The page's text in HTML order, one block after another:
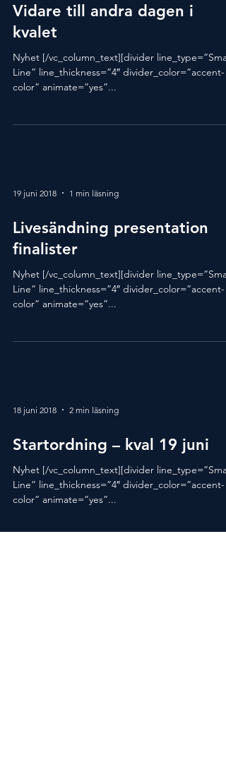
Vidare till andra dagen i
kvalet
Nyhet [/vc_column_text][divider line_type=”Small
Line” line_thickness=”4″ divider_color=”accent-
color” animate=”yes”...
19 juni 2018 1 min läsning
Livesändning presentation
finalister
Nyhet [/vc_column_text][divider line_type=”Small
Line” line_thickness=”4″ divider_color=”accent-
color” animate=”yes”...
18 juni 2018 2 min läsning
Startordning – kval 19 juni
Nyhet [/vc_column_text][divider line_type=”Small
Line” line_thickness=”4″ divider_color=”accent-
color” animate=”yes”...